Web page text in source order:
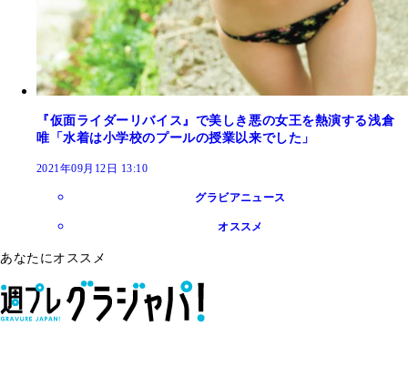
『仮面ライダーリバイス』で美しき悪の女王を熱演する浅倉
唯「水着は小学校のプールの授業以来でした」
2021年09月12日 13:10
グラビアニュース
オススメ
あなたにオススメ